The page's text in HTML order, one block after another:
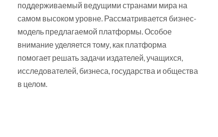
поддерживаемый ведущими странами мира на
самом высоком уровне. Рассматривается бизнес-
модель предлагаемой платформы. Особое
внимание уделяется тому, как платформа
помогает решать задачи издателей, учащихся,
исследователей, бизнеса, государства и общества
в целом.